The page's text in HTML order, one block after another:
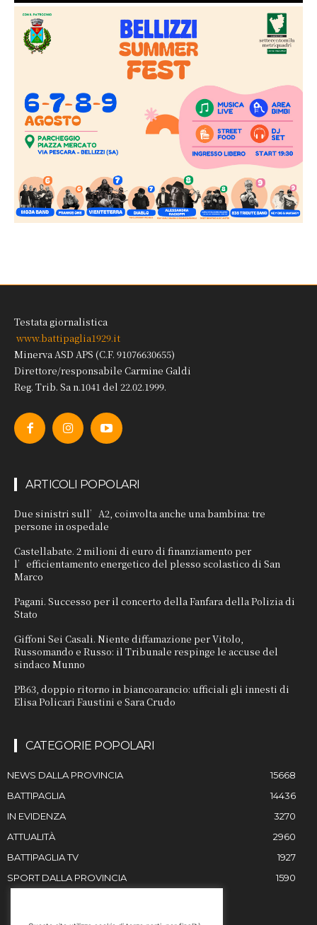
Testata giornalistica
www.battipaglia1929.it
Minerva ASD APS (C.F. 91076630655)
Direttore/responsabile Carmine Galdi
Reg. Trib. Sa n.1041 del 22.02.1999.
ARTICOLI POPOLARI
Due sinistri sull’A2, coinvolta anche una bambina: tre
persone in ospedale
Castellabate. 2 milioni di euro di finanziamento per
l’efficientamento energetico del plesso scolastico di San
Marco
Pagani. Successo per il concerto della Fanfara della Polizia di
Stato
Giffoni Sei Casali. Niente diffamazione per Vitolo,
Russomando e Russo: il Tribunale respinge le accuse del
sindaco Munno
PB63, doppio ritorno in biancoarancio: ufficiali gli innesti di
Elisa Policari Faustini e Sara Crudo
CATEGORIE POPOLARI
NEWS DALLA PROVINCIA
15668
BATTIPAGLIA
14436
IN EVIDENZA
3270
ATTUALITÀ
2960
BATTIPAGLIA TV
1927
SPORT DALLA PROVINCIA
1590